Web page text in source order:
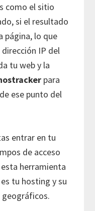
como el sitio
si el resultado
página, lo que
IP del
tu web y la
para
ese punto del
entrar en tu
de acceso
herramienta
tu hosting y su